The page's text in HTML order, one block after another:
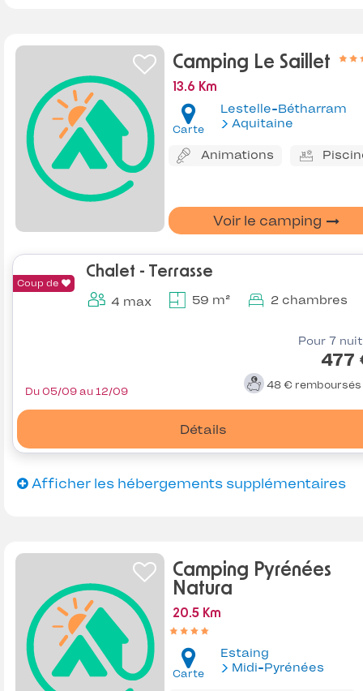
Camping Le Saillet
13.6 Km
Carte
Lestelle-Bétharram
Aquitaine
Animations
Voir le camping
Coup de
Chalet - Terrasse
4 max 59 m² 2 chambres
Pour 7
477
48 € remboursés
Détails
Du 05/09 au 12/09
Afficher les hébergements supplémentaires
Camping Pyrénées
Natura
20.5 Km
Carte
Estaing
Midi-Pyrénées